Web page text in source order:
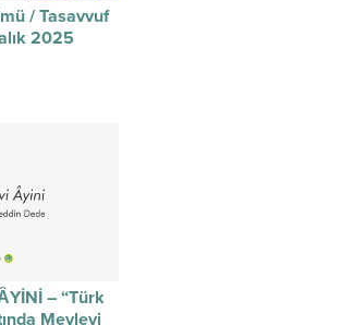
/ Tasavvuf
2025
– “Türk
Mevlevi